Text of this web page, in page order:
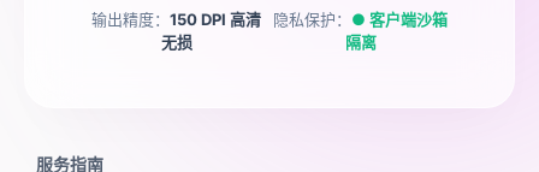
输出精度：150 DPI 高清
无损
隐私保护： ● 客户端沙箱
隔离
服务指南